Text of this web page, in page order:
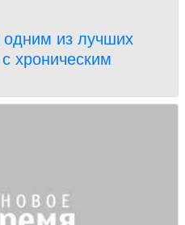
из лучших
хроническим